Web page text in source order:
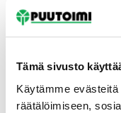
Tämä sivusto
Käytämme
räätälöimiseen,